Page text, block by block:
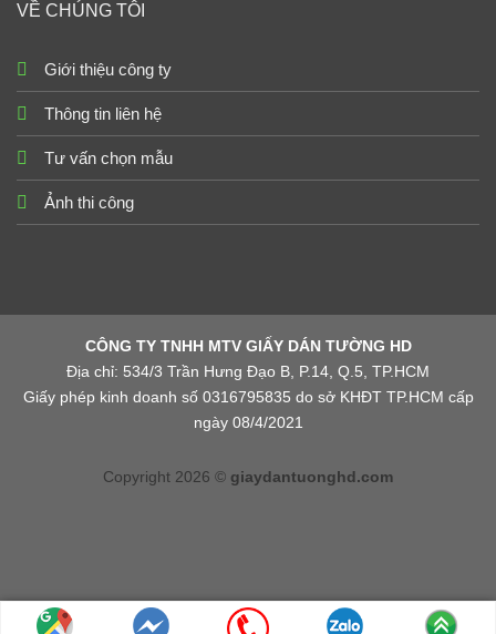
VỀ CHÚNG TÔI
Giới thiệu công ty
Thông tin liên hệ
Tư vấn chọn mẫu
Ảnh thi công
CÔNG TY TNHH MTV GIẤY DÁN TƯỜNG HD
Địa chỉ: 534/3 Trần Hưng Đạo B, P.14, Q.5, TP.HCM
Giấy phép kinh doanh số 0316795835 do sở KHĐT TP.HCM cấp
ngày 08/4/2021
Copyright 2026 © giaydantuonghd.com